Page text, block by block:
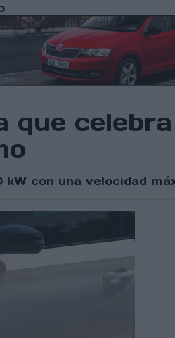
que
kW con una velocidad